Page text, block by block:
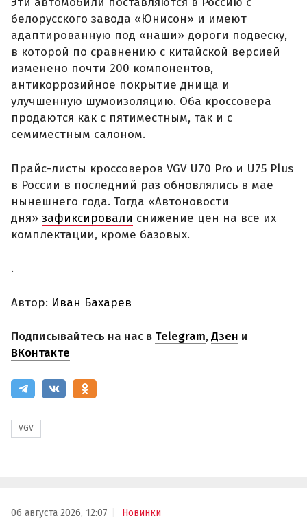
белорусского завода «Юнисон» и имеют
адаптированную под «наши» дороги подвеску,
в которой по сравнению с китайской версией
изменено почти 200 компонентов,
антикоррозийное покрытие днища и
улучшенную шумоизоляцию. Оба кроссовера
продаются как с пятиместным, так и с
семиместным салоном.
Прайс-листы кроссоверов VGV U70 Pro и U75 Plus
в России в последний раз обновлялись в мае
нынешнего года. Тогда «Автоновости
дня» зафиксировали снижение цен на все их
комплектации, кроме базовых.
.
Автор: Иван Бахарев
Подписывайтесь на нас в Telegram,Дзен и
ВКонтакте
VGV
06 августа 2026, 12:07 Новинки